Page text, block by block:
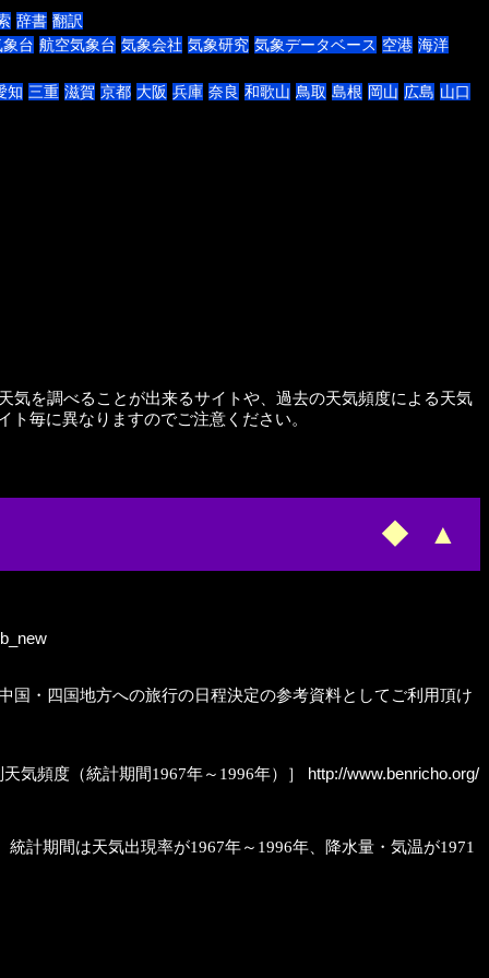
辞書 翻訳
象台 航空気象台 気象会社 気象研究 気象データベース 空港 海洋
知 三重 滋賀 京都 大阪 兵庫 奈良 和歌山 鳥取 島根 岡山 広島 山口
気を調べることが出来るサイトや、過去の天気頻度による天気
毎に異なりますのでご注意ください。
◆ ▲
国・四国地方への旅行の日程決定の参考資料としてご利用頂け
気頻度（統計期間1967年～1996年）］
http://www.benricho.org/
計期間は天気出現率が1967年～1996年、降水量・気温が1971